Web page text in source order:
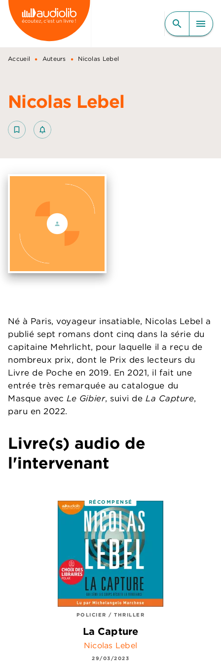
MENU RECHERCHE
CONTENU
PIED DE PAGE
search menu
Accueil • Auteurs • Nicolas Lebel
Nicolas Lebel
bookmark_border notifications_none_outlined
Né à Paris, voyageur insatiable, Nicolas Lebel a
publié sept romans dont cinq dans la série du
capitaine Mehrlicht, pour laquelle il a reçu de
nombreux prix, dont le Prix des lecteurs du
Livre de Poche en 2019. En 2021, il fait une
entrée très remarquée au catalogue du
Masque avecLe Gibier, suivi de La Capture,
paru en 2022.
Livre(s) audio de
l'intervenant
RÉCOMPENSÉ
POLICIER / THRILLER
La Capture
Nicolas Lebel
29/03/2023